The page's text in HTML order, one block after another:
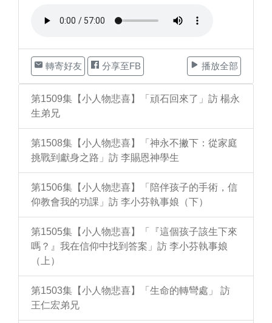
轉寄好友 分享至FB 播放全部
第1509集【小人物悲喜】「頑石回來了」訪 楊永
生弟兄
第1508集【小人物悲喜】「神永不撇下：從家庭
挑戰到獻身之路」訪 李賜恩神學生
第1506集【小人物悲喜】「陪伴孩子的手術，信
仰教會我的功課」訪 李小芬執事娘（下）
第1505集【小人物悲喜】「『這個孩子該生下來
嗎？』我在信仰中找到答案」訪 李小芬執事娘
（上）
第1503集【小人物悲喜】「生命的轉彎處」 訪
王仁宏弟兄